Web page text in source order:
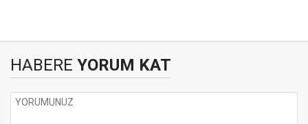
HABERE YORUM KAT